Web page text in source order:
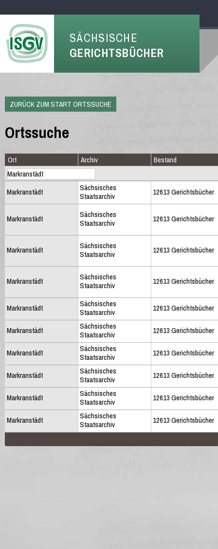
SÄCHSISCHE
GERICHTSBÜCHER
ZURÜCK ZUM START ORTSSUCHE
Ortssuche
Ort Archiv Bestand
Markranstädt
Sächsisches
Staatsarchiv
12613 Gerichtsbücher
Markranstädt
Sächsisches
Staatsarchiv
12613 Gerichtsbücher
Markranstädt
Sächsisches
Staatsarchiv
12613 Gerichtsbücher
Markranstädt
Sächsisches
Staatsarchiv
12613 Gerichtsbücher
Markranstädt
Sächsisches
Staatsarchiv
12613 Gerichtsbücher
Markranstädt
Sächsisches
Staatsarchiv
12613 Gerichtsbücher
Markranstädt
Sächsisches
Staatsarchiv
12613 Gerichtsbücher
Markranstädt
Sächsisches
Staatsarchiv
12613 Gerichtsbücher
Markranstädt
Sächsisches
Staatsarchiv
12613 Gerichtsbücher
Markranstädt
Sächsisches
Staatsarchiv
12613 Gerichtsbücher